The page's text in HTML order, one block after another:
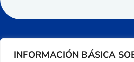
INFORMACIÓN BÁSICA